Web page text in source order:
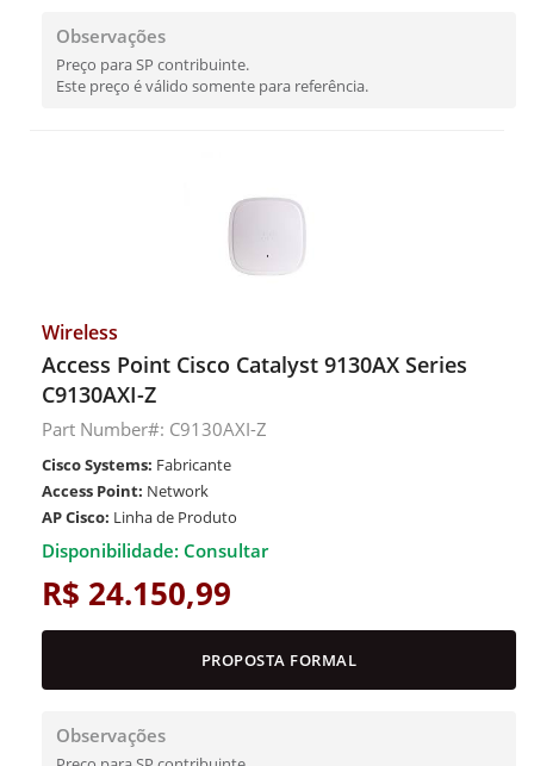
Observações
Preço para SP contribuinte.
Este preço é válido somente para referência.
Wireless
Access Point Cisco Catalyst 9130AX Series
C9130AXI-Z
Part Number#: C9130AXI-Z
Cisco Systems: Fabricante
Access Point: Network
AP Cisco: Linha de Produto
Disponibilidade: Consultar
R$ 24.150,99
PROPOSTA FORMAL
Observações